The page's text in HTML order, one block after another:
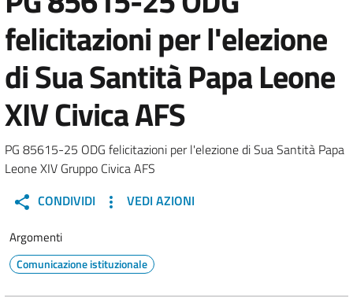
felicitazioni per l'elezione
di Sua Santità Papa Leone
XIV Civica AFS
PG 85615-25 ODG felicitazioni per l'elezione di Sua Santità Papa
Leone XIV Gruppo Civica AFS
CONDIVIDI
VEDI AZIONI
Argomenti
Comunicazione istituzionale